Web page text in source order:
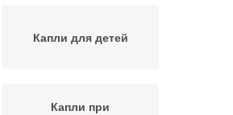
Капли для детей
Капли при